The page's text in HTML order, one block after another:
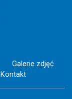
Galerie zdjęć
Kontakt